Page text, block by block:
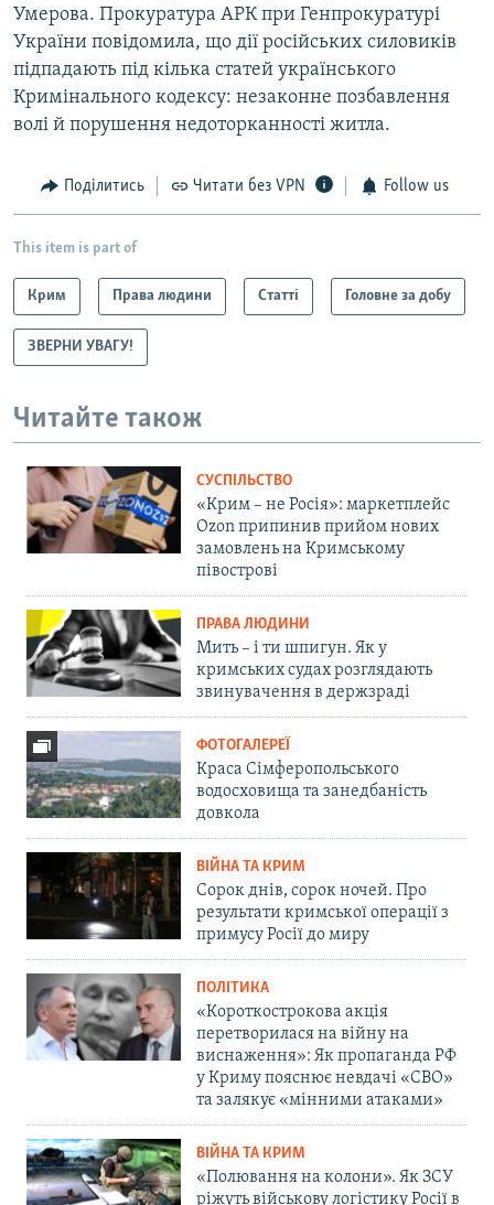
Умерова. Прокуратура АРК при Генпрокуратурі
України повідомила, що дії російських силовиків
підпадають під кілька статей українського
Кримінального кодексу: незаконне позбавлення
волі й порушення недоторканності житла.
Поділитись Читати без VPN Follow us
This item is part of
Крим Права людини Статті Головне за добу
ЗВЕРНИ УВАГУ!
Читайте також
СУСПІЛЬСТВО
«Крим – не Росія»: маркетплейс
Ozon припинив прийом нових
замовлень на Кримському
півострові
ПРАВА ЛЮДИНИ
Мить – і ти шпигун. Як у
кримських судах розглядають
звинувачення в держзраді
ФОТОГАЛЕРЕЇ
Краса Сімферопольського
водосховища та занедбаність
довкола
ВІЙНА ТА КРИМ
Сорок днів, сорок ночей. Про
результати кримської операції з
примусу Росії до миру
ПОЛІТИКА
«Короткострокова акція
перетворилася на війну на
виснаження»: Як пропаганда РФ
у Криму пояснює невдачі «СВО»
та залякує «мінними атаками»
ВІЙНА ТА КРИМ
«Полювання на колони». Як ЗСУ
ріжуть військову логістику Росії в